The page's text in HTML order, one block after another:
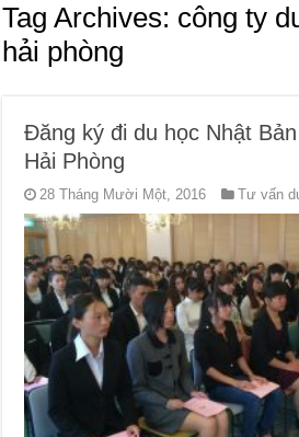
Tag Archives: công ty
hải phòng
Đăng ký đi du học Nhật
Hải Phòng
28 Tháng Mười Một, 2016 Tư vấn